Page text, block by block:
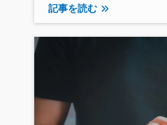
記事を読む